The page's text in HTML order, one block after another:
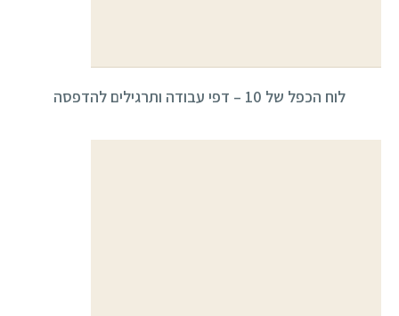
לוח הכפל של 10 – דפי עבודה ותרגילים להדפסה